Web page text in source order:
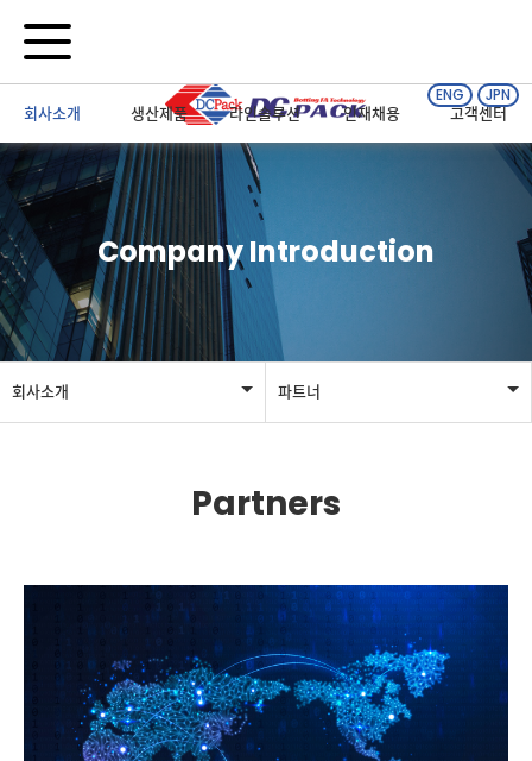
회사소개 생산제품 라인솔루션 인재채용 고객센터
ENG JPN
Company Introduction
회사소개
인재채용
고객센터
파트너
회사개요
조직도
수상 및 인증서
파트너
Partners